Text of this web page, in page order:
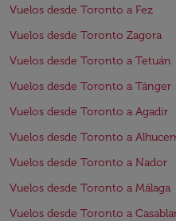
Vuelos desde Toronto a Fez
Vuelos desde Toronto Zagora
Vuelos desde Toronto a Tetuán
Vuelos desde Toronto a Tánger
Vuelos desde Toronto a Agadir
Vuelos desde Toronto a
Vuelos desde Toronto a Nador
Vuelos desde Toronto a Málaga
Vuelos desde Toronto a